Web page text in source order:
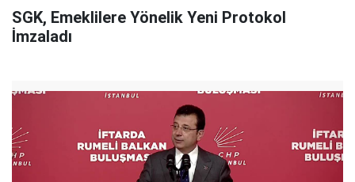
SGK, Emeklilere Yönelik Yeni Protokol
İmzaladı